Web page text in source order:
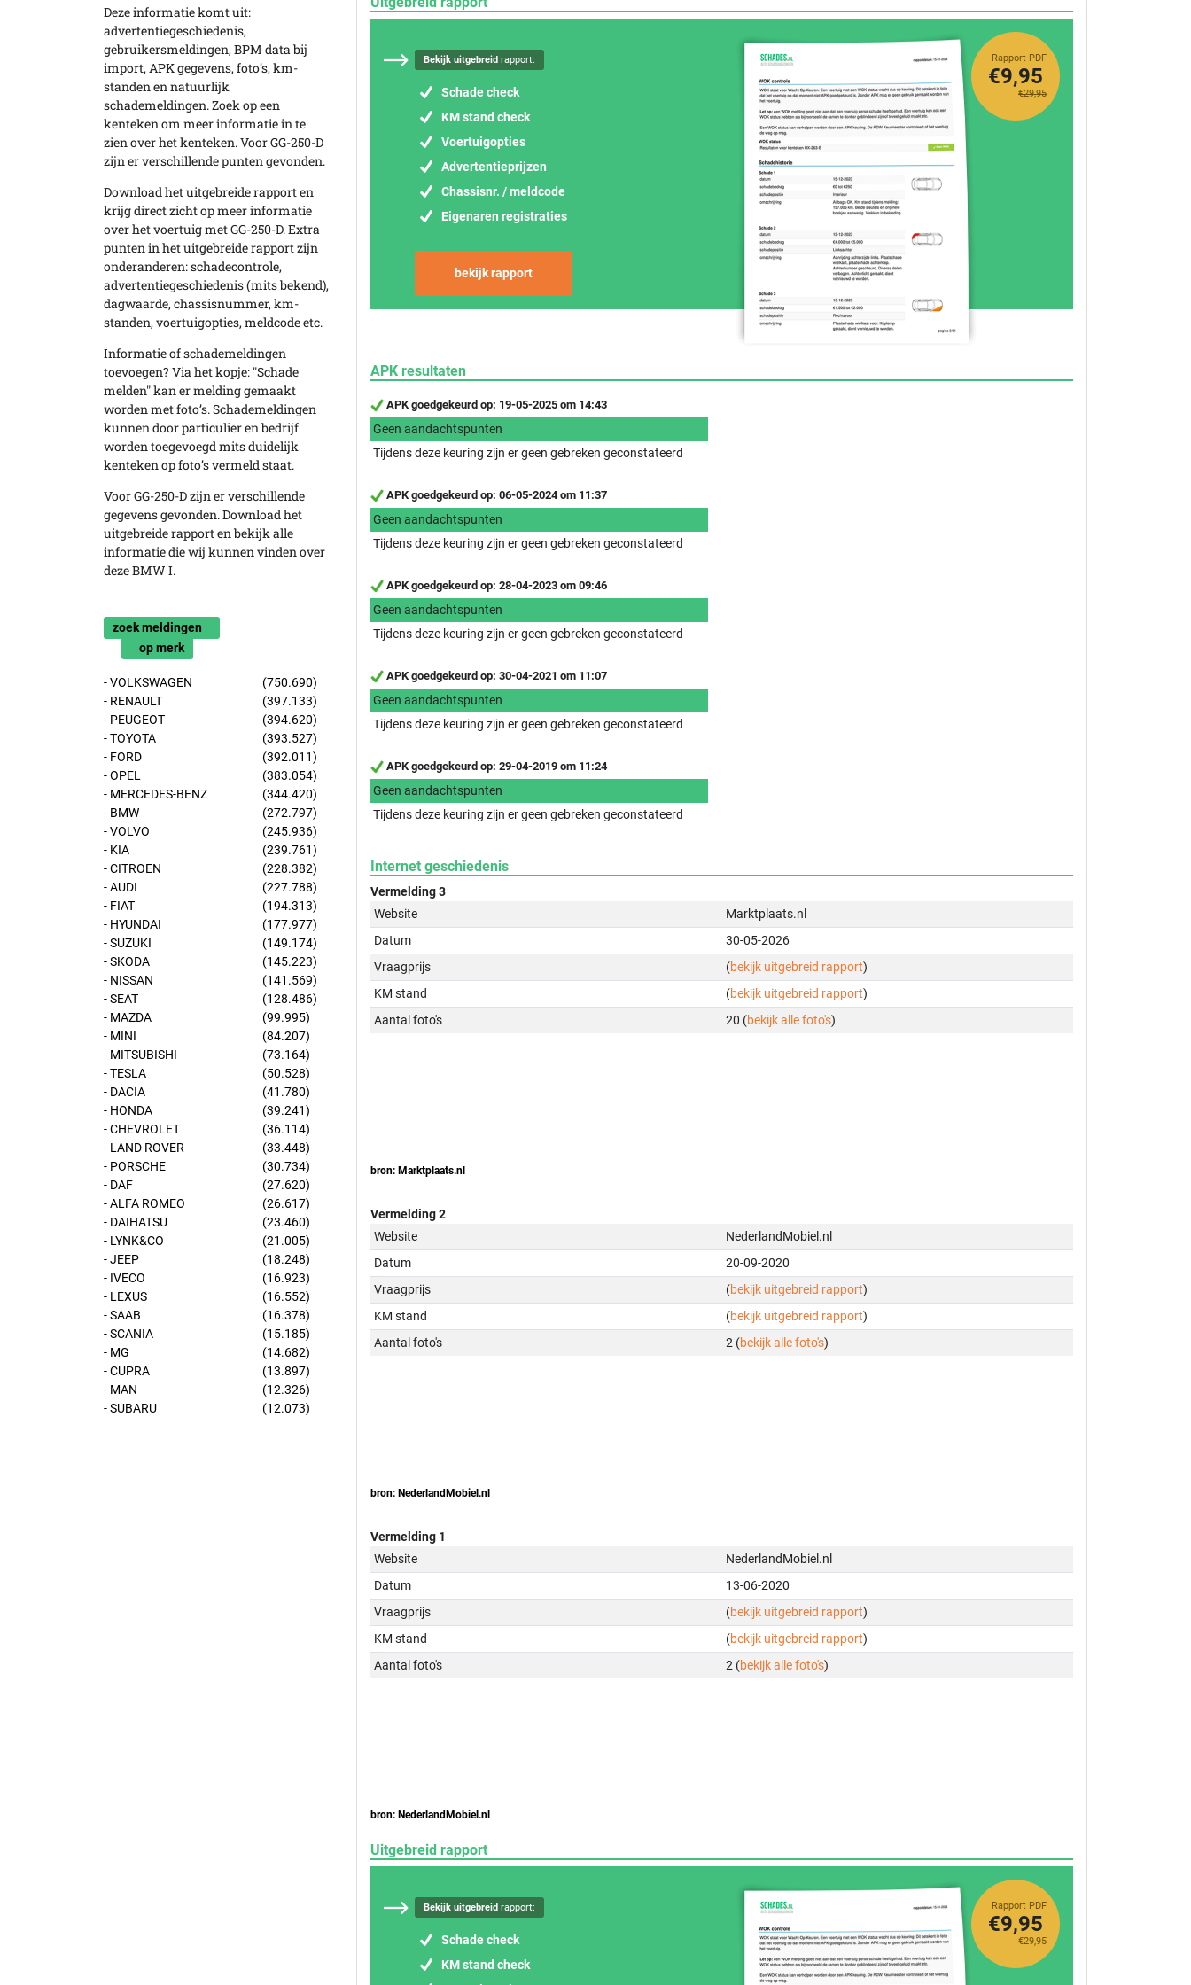
Deze informatie komt uit:
advertentiegeschiedenis,
gebruikersmeldingen, BPM data bij
import, APK gegevens, foto’s, km-
standen en natuurlijk
schademeldingen. Zoek op een
kenteken om meer informatie in te
zien over het kenteken. Voor GG-250-D
zijn er verschillende punten gevonden.
Download het uitgebreide rapport en
krijg direct zicht op meer informatie
over het voertuig met GG-250-D. Extra
punten in het uitgebreide rapport zijn
onderanderen: schadecontrole,
advertentiegeschiedenis (mits bekend),
dagwaarde, chassisnummer, km-
standen, voertuigopties, meldcode etc.
Informatie of schademeldingen
toevoegen? Via het kopje: "Schade
melden" kan er melding gemaakt
worden met foto’s. Schademeldingen
kunnen door particulier en bedrijf
worden toegevoegd mits duidelijk
kenteken op foto’s vermeld staat.
Voor GG-250-D zijn er verschillende
gegevens gevonden. Download het
uitgebreide rapport en bekijk alle
informatie die wij kunnen vinden over
deze BMW I.
zoek meldingen
op merk
- VOLKSWAGEN
(750.690)
- RENAULT
(397.133)
- PEUGEOT
(394.620)
- TOYOTA
(393.527)
- FORD
(392.011)
- OPEL
(383.054)
- MERCEDES-BENZ
(344.420)
- BMW
(272.797)
- VOLVO
(245.936)
- KIA
(239.761)
- CITROEN
(228.382)
- AUDI
(227.788)
- FIAT
(194.313)
- HYUNDAI
(177.977)
- SUZUKI
(149.174)
- SKODA
(145.223)
- NISSAN
(141.569)
- SEAT
(128.486)
- MAZDA
(99.995)
- MINI
(84.207)
- MITSUBISHI
(73.164)
- TESLA
(50.528)
- DACIA
(41.780)
- HONDA
(39.241)
- CHEVROLET
(36.114)
- LAND ROVER
(33.448)
- PORSCHE
(30.734)
- DAF
(27.620)
- ALFA ROMEO
(26.617)
- DAIHATSU
(23.460)
- LYNK&CO
(21.005)
- JEEP
(18.248)
- IVECO
(16.923)
- LEXUS
(16.552)
- SAAB
(16.378)
- SCANIA
(15.185)
- MG
(14.682)
- CUPRA
(13.897)
- MAN
(12.326)
- SUBARU
(12.073)
Bekijk uitgebreid rapport:
Schade check
KM stand check
Voertuigopties
Advertentieprijzen
Chassisnr. / meldcode
Eigenaren registraties
bekijk rapport
Rapport PDF
€29,95
€9,95
APK resultaten
APK goedgekeurd op: 19-05-2025 om 14:43
Geen aandachtspunten
Tijdens deze keuring zijn er geen gebreken geconstateerd
APK goedgekeurd op: 06-05-2024 om 11:37
Geen aandachtspunten
Tijdens deze keuring zijn er geen gebreken geconstateerd
APK goedgekeurd op: 28-04-2023 om 09:46
Geen aandachtspunten
Tijdens deze keuring zijn er geen gebreken geconstateerd
APK goedgekeurd op: 30-04-2021 om 11:07
Geen aandachtspunten
Tijdens deze keuring zijn er geen gebreken geconstateerd
APK goedgekeurd op: 29-04-2019 om 11:24
Geen aandachtspunten
Tijdens deze keuring zijn er geen gebreken geconstateerd
Internet geschiedenis
Vermelding 3
Website
Marktplaats.nl
Datum
30-05-2026
Vraagprijs
(bekijk uitgebreid rapport)
KM stand
(bekijk uitgebreid rapport)
Aantal foto's
20 (bekijk alle foto's)
bron: Marktplaats.nl
Vermelding 2
Website
NederlandMobiel.nl
Datum
20-09-2020
Vraagprijs
(bekijk uitgebreid rapport)
KM stand
(bekijk uitgebreid rapport)
Aantal foto's
2 (bekijk alle foto's)
bron: NederlandMobiel.nl
Vermelding 1
Website
NederlandMobiel.nl
Datum
13-06-2020
Vraagprijs
(bekijk uitgebreid rapport)
KM stand
(bekijk uitgebreid rapport)
Aantal foto's
2 (bekijk alle foto's)
bron: NederlandMobiel.nl
Uitgebreid rapport
Bekijk uitgebreid rapport:
Schade check
KM stand check
Rapport PDF
€29,95
€9,95